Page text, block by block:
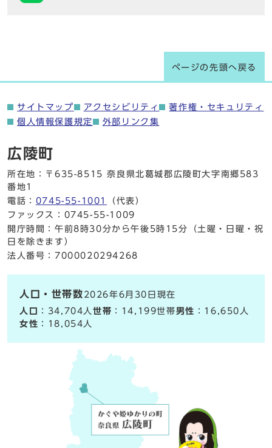
ページの先頭へ戻る
サイトマップ アクセシビリティ
著作権・セキュリティ
個人情報保護規定
外部リンク集
広陵町
所在地：〒635-8515 奈良県北葛城郡広陵町大字南郷583
番地1
電話： 0745-55-1001
（代表）
ファックス：0745-55-1009
開庁時間：午前8時30分から午後5時15分（土曜・日曜・祝
日を除きます）
法人番号：7000020294268
人口・世帯数 2026年6月30日現在
人口
：34,704人世帯 ：14,199世帯男性 ：16,650人
女性 ：18,054人